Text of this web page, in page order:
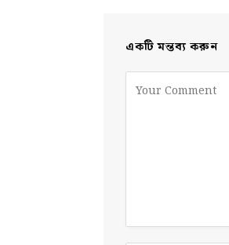
একটি মন্তব্য করুন